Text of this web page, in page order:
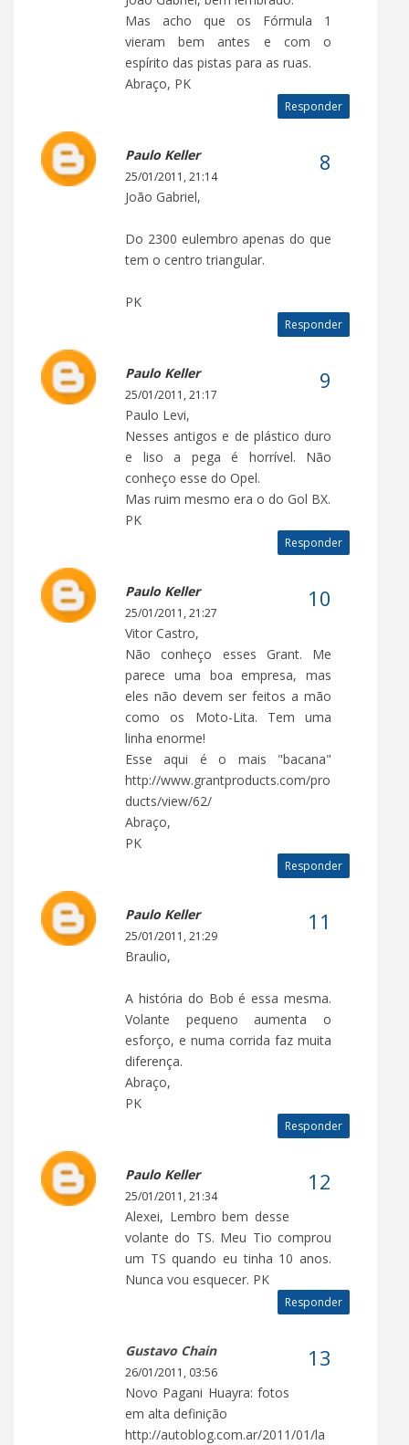
Mas acho que os Fórmula 1
vieram bem antes e com o
espírito das pistas para as ruas.
Abraço, PK
Responder
Paulo Keller
25/01/2011, 21:14
João Gabriel,
Do 2300 eulembro apenas do que
tem o centro triangular.
PK
Responder
Paulo Keller
25/01/2011, 21:17
Paulo Levi,
Nesses antigos e de plástico duro
e liso a pega é horrível. Não
conheço esse do Opel.
Mas ruim mesmo era o do Gol BX.
PK
Responder
Paulo Keller
25/01/2011, 21:27
Vitor Castro,
Não conheço esses Grant. Me
parece uma boa empresa, mas
eles não devem ser feitos a mão
como os Moto-Lita. Tem uma
linha enorme!
Esse aqui é o mais "bacana"
http://www.grantproducts.com/pro
ducts/view/62/
Abraço,
PK
Responder
Paulo Keller
25/01/2011, 21:29
Braulio,
A história do Bob é essa mesma.
Volante pequeno aumenta o
esforço, e numa corrida faz muita
diferença.
Abraço,
PK
Responder
Paulo Keller
25/01/2011, 21:34
Alexei, Lembro bem desse
volante do TS. Meu Tio comprou
um TS quando eu tinha 10 anos.
Nunca vou esquecer. PK
Responder
Gustavo Chain
26/01/2011, 03:56
Novo Pagani Huayra: fotos
em alta definição
http://autoblog.com.ar/2011/01/la